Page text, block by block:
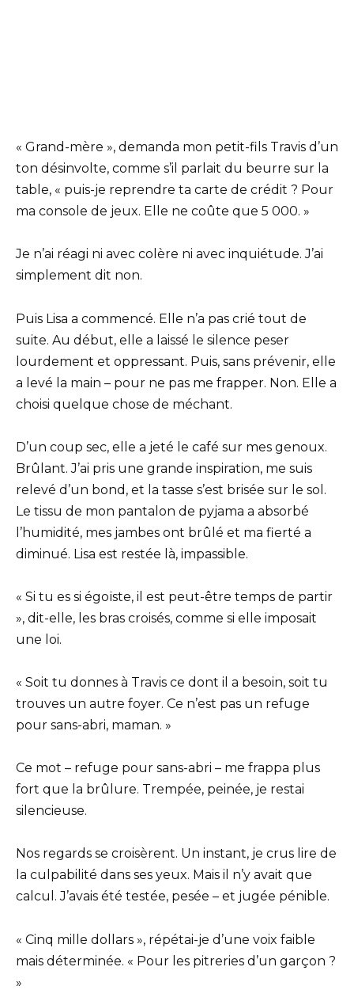
« Grand-mère », demanda mon petit-fils Travis d’un
ton désinvolte, comme s’il parlait du beurre sur la
table, « puis-je reprendre ta carte de crédit ? Pour
ma console de jeux. Elle ne coûte que 5 000. »
Je n’ai réagi ni avec colère ni avec inquiétude. J’ai
simplement dit non.
Puis Lisa a commencé. Elle n’a pas crié tout de
suite. Au début, elle a laissé le silence peser
lourdement et oppressant. Puis, sans prévenir, elle
a levé la main – pour ne pas me frapper. Non. Elle a
choisi quelque chose de méchant.
D’un coup sec, elle a jeté le café sur mes genoux.
Brûlant. J’ai pris une grande inspiration, me suis
relevé d’un bond, et la tasse s’est brisée sur le sol.
Le tissu de mon pantalon de pyjama a absorbé
l’humidité, mes jambes ont brûlé et ma fierté a
diminué. Lisa est restée là, impassible.
« Si tu es si égoïste, il est peut-être temps de partir
», dit-elle, les bras croisés, comme si elle imposait
une loi.
« Soit tu donnes à Travis ce dont il a besoin, soit tu
trouves un autre foyer. Ce n’est pas un refuge
pour sans-abri, maman. »
Ce mot – refuge pour sans-abri – me frappa plus
fort que la brûlure. Trempée, peinée, je restai
silencieuse.
Nos regards se croisèrent. Un instant, je crus lire de
la culpabilité dans ses yeux. Mais il n’y avait que
calcul. J’avais été testée, pesée – et jugée pénible.
« Cinq mille dollars », répétai-je d’une voix faible
mais déterminée. « Pour les pitreries d’un garçon ?
»